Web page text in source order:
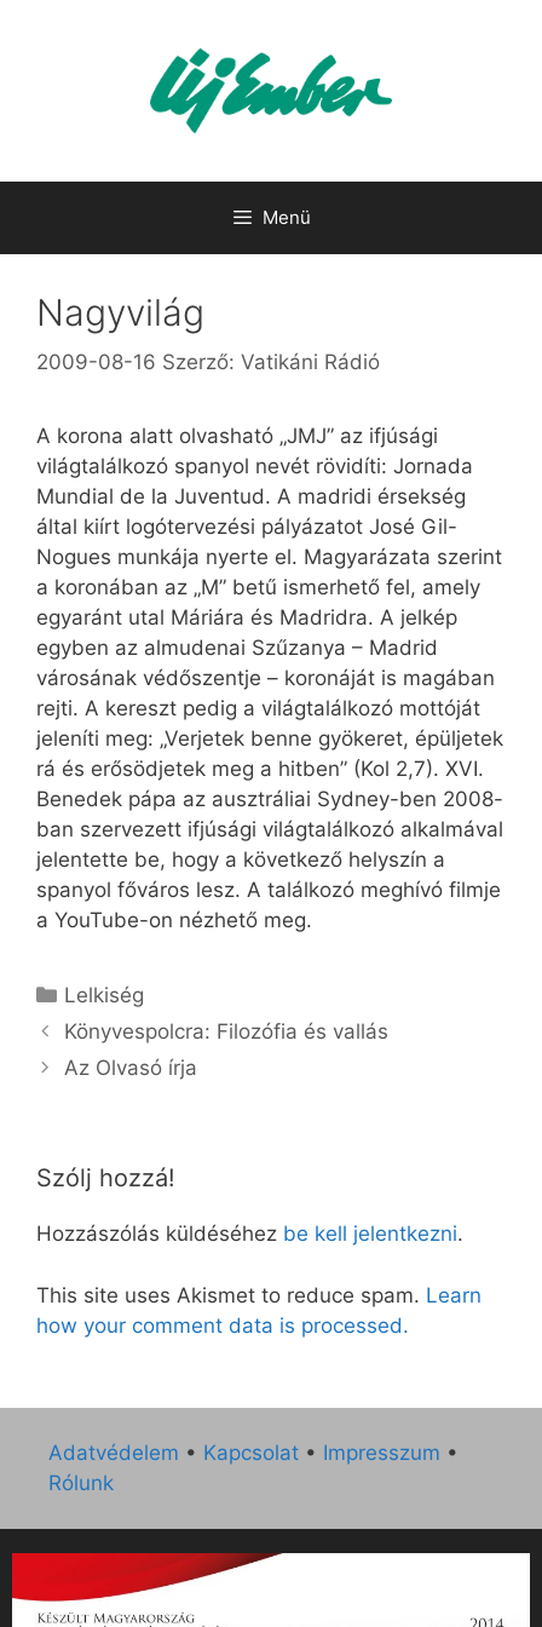
Menü
Nagyvilág
2009-08-16 Szerző: Vatikáni Rádió
A korona alatt olvasható „JMJ” az ifjúsági
világtalálkozó spanyol nevét rövidíti: Jornada
Mundial de la Juventud. A madridi érsekség
által kiírt logótervezési pályázatot José Gil-
Nogues munkája nyerte el. Magyarázata szerint
a koronában az „M” betű ismerhető fel, amely
egyaránt utal Máriára és Madridra. A jelkép
egyben az almudenai Szűzanya – Madrid
városának védőszentje – koronáját is magában
rejti. A kereszt pedig a világtalálkozó mottóját
jeleníti meg: „Verjetek benne gyökeret, épüljetek
rá és erősödjetek meg a hitben” (Kol 2,7). XVI.
Benedek pápa az ausztráliai Sydney-ben 2008-
ban szervezett ifjúsági világtalálkozó alkalmával
jelentette be, hogy a következő helyszín a
spanyol főváros lesz. A találkozó meghívó filmje
a YouTube-on nézhető meg.
Kategória
Lelkiség
Könyvespolcra: Filozófia és vallás
Az Olvasó írja
Szólj hozzá!
Hozzászólás küldéséhez be kell jelentkezni.
This site uses Akismet to reduce spam. Learn
how your comment data is processed.
Adatvédelem • Kapcsolat • Impresszum •
Rólunk